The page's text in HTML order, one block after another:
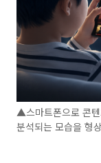
▲스마트폰으로 콘텐
분석되는 모습을 형